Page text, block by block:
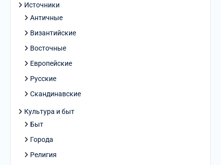
Источники
Античные
Византийские
Восточные
Европейские
Русские
Скандинавские
Культура и быт
Быт
Города
Религия